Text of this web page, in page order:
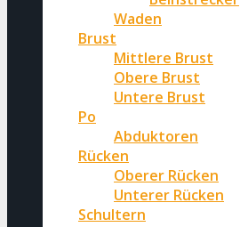
Waden
Brust
Mittlere Brust
Obere Brust
Untere Brust
Po
Abduktoren
Rücken
Oberer Rücken
Unterer Rücken
Schultern